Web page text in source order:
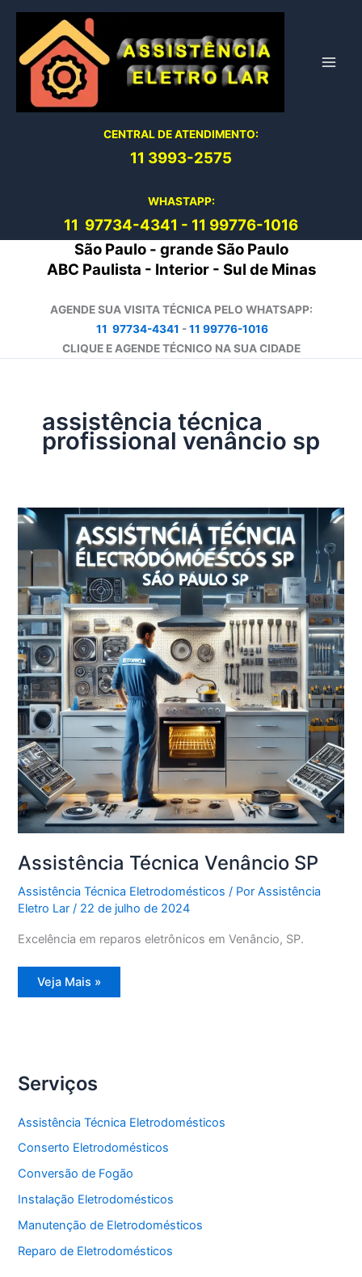
conteúdo
CENTRAL DE ATENDIMENTO:
11 3993-2575
WHASTAPP:
11 97734-4341 - 11 99776-1016
São Paulo - grande São Paulo
ABC Paulista - Interior - Sul de Minas
AGENDE SUA VISITA TÉCNICA PELO WHATSAPP:
11 97734-4341 -11 99776-1016
CLIQUE E AGENDE TÉCNICO NA SUA CIDADE
assistência técnica
profissional venâncio sp
Assistência Técnica Venâncio SP
Assistência Técnica Eletrodomésticos / PorAssistência
Eletro Lar/ 22 de julho de 2024
Excelência em reparos eletrônicos em Venâncio, SP.
Assistência
Técnica
Veja Mais »
Serviços
Assistência Técnica Eletrodomésticos
Conserto Eletrodomésticos
Conversão de Fogão
Instalação Eletrodomésticos
Manutenção de Eletrodomésticos
Reparo de Eletrodomésticos